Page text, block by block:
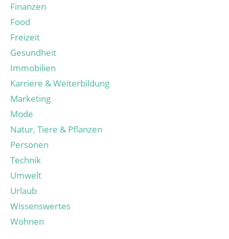
Finanzen
Food
Freizeit
Gesundheit
Immobilien
Karriere & Weiterbildung
Marketing
Mode
Natur, Tiere & Pflanzen
Personen
Technik
Umwelt
Urlaub
Wissenswertes
Wohnen